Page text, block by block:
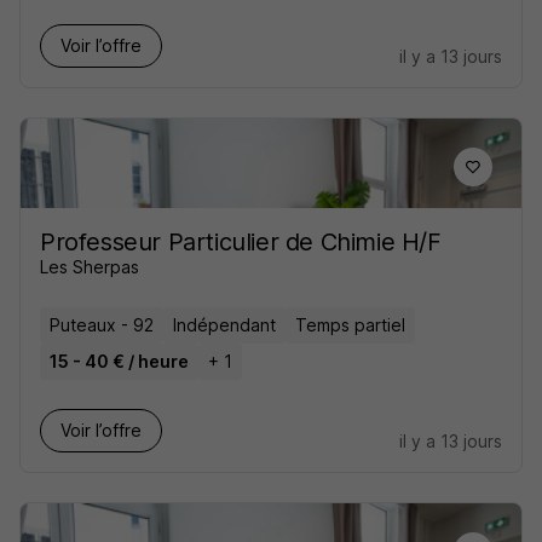
Voir l’offre
il y a 13 jours
Professeur Particulier de Chimie H/F
Les Sherpas
Puteaux - 92 Indépendant
Temps partiel
15 - 40 € / heure
+ 1
Voir l’offre
il y a 13 jours